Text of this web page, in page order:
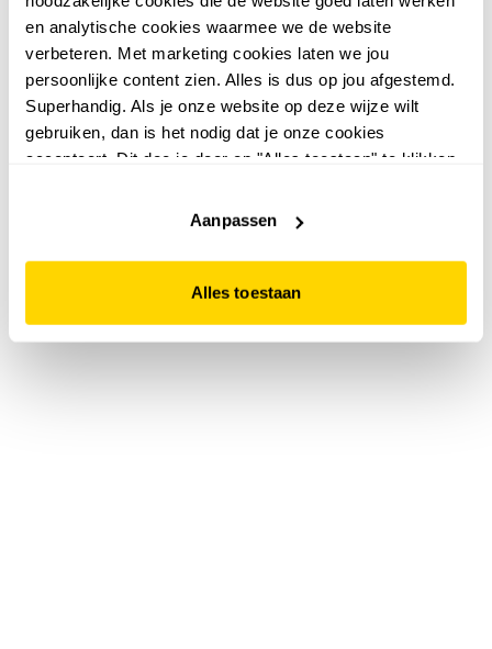
en analytische cookies waarmee we de website
verbeteren. Met marketing cookies laten we jou
persoonlijke content zien. Alles is dus op jou afgestemd.
Superhandig. Als je onze website op deze wijze wilt
gebruiken, dan is het nodig dat je onze cookies
accepteert. Dit doe je door op "Alles toestaan" te klikken.
website niet optimaal functioneert.
Aanpassen
Alles toestaan